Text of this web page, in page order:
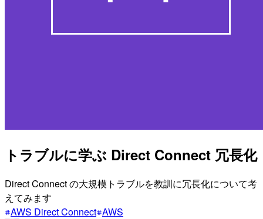
トラブルに学ぶ Direct Connect 冗長化
Direct Connect の大規模トラブルを教訓に冗長化について考
えてみます
AWS Direct Connect AWS